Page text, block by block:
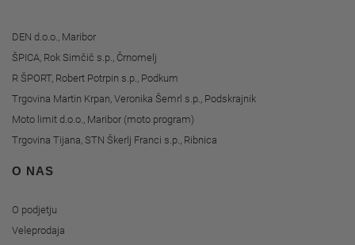
DEN d.o.o., Maribor
ŠPICA, Rok Simčič s.p., Črnomelj
R ŠPORT, Robert Potrpin s.p., Podkum
Trgovina Martin Krpan, Veronika Šemrl s.p., Podskrajnik
Moto limit d.o.o., Maribor (moto program)
Trgovina Tijana, STN Škerlj Franci s.p., Ribnica
O NAS
O podjetju
Veleprodaja